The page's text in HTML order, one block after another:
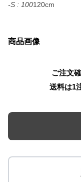
-S : 100120cm
商品画像
ご注文
送料は1